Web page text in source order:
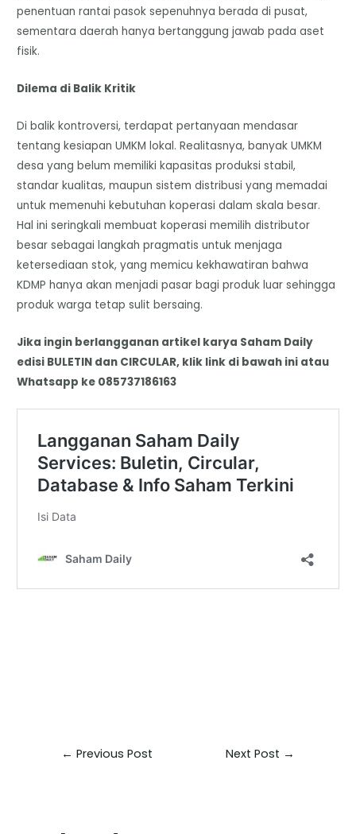
penentuan rantai pasok sepenuhnya berada di pusat,
sementara daerah hanya bertanggung jawab pada aset
fisik.
Dilema di Balik Kritik
Di balik kontroversi, terdapat pertanyaan mendasar
tentang kesiapan UMKM lokal. Realitasnya, banyak UMKM
desa yang belum memiliki kapasitas produksi stabil,
standar kualitas, maupun sistem distribusi yang memadai
untuk memenuhi kebutuhan koperasi dalam skala besar.
Hal ini seringkali membuat koperasi memilih distributor
besar sebagai langkah pragmatis untuk menjaga
ketersediaan stok, yang memicu kekhawatiran bahwa
KDMP hanya akan menjadi pasar bagi produk luar sehingga
produk warga tetap sulit bersaing.
Jika ingin berlangganan artikel karya Saham Daily
edisi BULETIN dan CIRCULAR, klik link di bawah ini atau
Whatsapp ke 085737186163
← Previous Post Next Post →